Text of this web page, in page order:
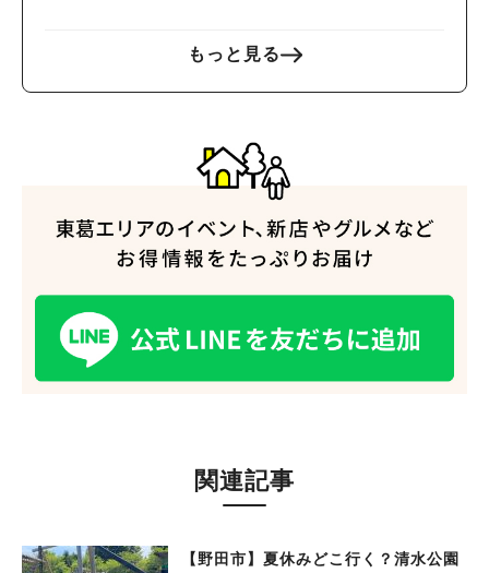
もっと見る
関連記事
【野田市】夏休みどこ行く？清水公園
人気のキーワード
#イベント#公園#教えたい／教えて投稿記事